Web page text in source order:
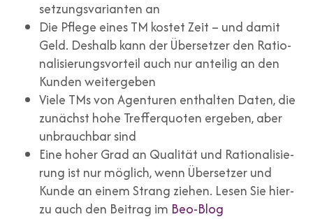
set­zungs­va­ri­an­ten an
Die Pfle­ge eines TM kos­tet Zeit – und damit
Geld. Des­halb kann der Über­set­zer den Ratio­
na­li­sie­rungs­vor­teil auch nur antei­lig an den
Kun­den wei­ter­ge­ben
Vie­le TMs von Agen­tu­ren ent­hal­ten Daten, die
zunächst hohe Tref­fer­quo­ten erge­ben, aber
unbrauch­bar sind
Eine hoher Grad an Qua­li­tät und Ratio­na­li­sie­
rung ist nur mög­lich, wenn Über­set­zer und
Kun­de an einem Strang zie­hen. Lesen Sie hier­
zu auch den Bei­trag im Beo-Blog